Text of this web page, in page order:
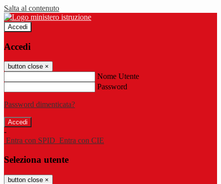
Salta al contenuto
Accedi
Accedi
button close ×
Nome Utente
Password
Password dimenticata?
-
Entra con SPID Entra con CIE
Seleziona utente
button close ×